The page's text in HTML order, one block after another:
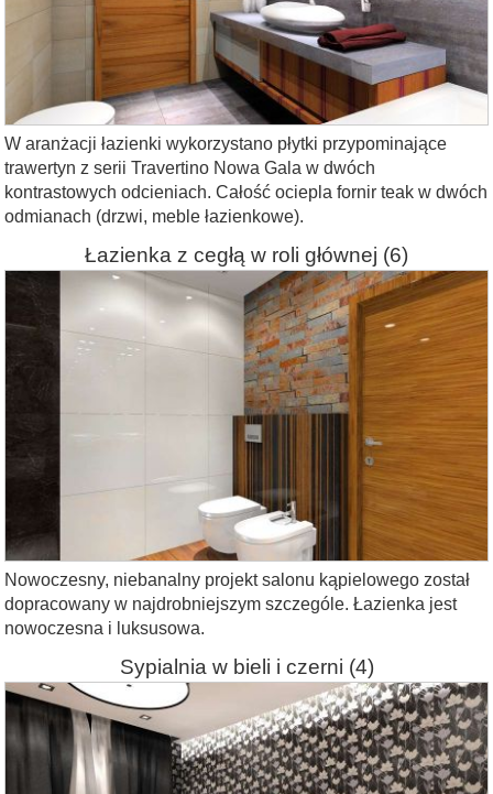
W aranżacji łazienki wykorzystano płytki przypominające
trawertyn z serii Travertino Nowa Gala w dwóch
kontrastowych odcieniach. Całość ociepla fornir teak w dwóch
odmianach (drzwi, meble łazienkowe).
Łazienka z cegłą w roli głównej (6)
Nowoczesny, niebanalny projekt salonu kąpielowego został
dopracowany w najdrobniejszym szczególe. Łazienka jest
nowoczesna i luksusowa.
Sypialnia w bieli i czerni (4)